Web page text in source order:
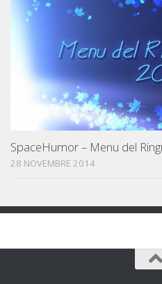
SpaceHumor – Menu del
28 NOVEMBRE 2014